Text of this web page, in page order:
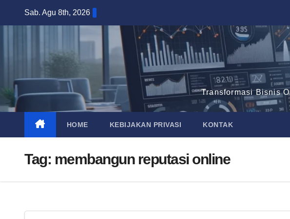
Sab. Agu 8th, 2026
Transformasi Bisnis
HOME KEBIJAKAN PRIVASI KONTAK
Tag: membangun reputasi online